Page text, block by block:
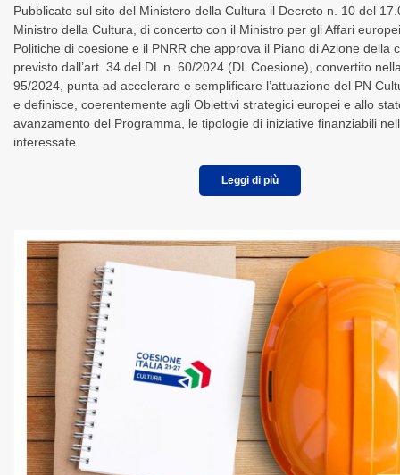
Pubblicato sul sito del Ministero della Cultura il Decreto n. 10 del
Ministro della Cultura, di concerto con il Ministro per gli Affari
Politiche di coesione e il PNRR che approva il Piano di Azione della
previsto dall’art. 34 del DL n. 60/2024 (DL Coesione), convertito
95/2024, punta ad accelerare e semplificare l’attuazione del PN
e definisce, coerentemente agli Obiettivi strategici europei e allo
avanzamento del Programma, le tipologie di iniziative finanziabili
interessate.
Leggi di più